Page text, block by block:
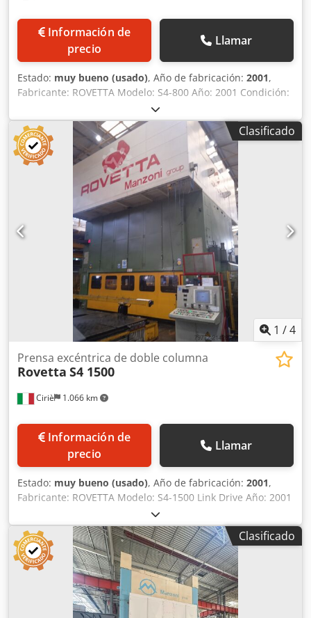
Información de
precio
Llamar
Estado: muy bueno (usado), Año de fabricación: 2001,
Fabricante: ROVETTA Modelo: S4-800 Año: 2001 Condición:
Usado Número de inventario: 0392 Fabricante: Rovetta
Fuerza del carro: 800 toneladas Puntos de empuje: 4
Carrera del carro: 700 mm Regulación del carro: 350 mm
Golpes por minuto: 10-24 Altura de matriz (carrera baja,
carro alto): 1.100 mm Distancia útil entre los montantes
frontales: 4.200 mm Dkjdsyq Tdpepfx Algsr Dimensiones
de la mesa portamoldes: 4.000 x 2.000 mm Dimensiones
del carro: 4.000 x 2.000 mm Altura de la mesa móvil: 600
mm Dimensión de la ventana lateral: 3.400 x 1.900 mm
Número de cojines: 1 Cojín sujetaláminas - fuerza total:
150 toneladas Carrera del cojín sujetaláminas inferior: 250
mm Área de trabajo del cojín sujetaláminas inferior: 1.500
Clasificado
1 /4
Ciriè 1.066 km
Prensa excéntrica de doble columna
Rovetta S4 1500
Información de
precio
Llamar
Estado: muy bueno (usado), Año de fabricación: 2001,
Fabricante: ROVETTA Modelo: S4-1500 Link Drive Año: 2001
Condición: Usado Número de inventario: 0391 Fabricante:
Rovetta Número de golpes: 4 Dedpfeyq Tdiox Algokr Fuerza
del cabezal: 1500 toneladas Carrera del cabezal: 763 mm
Ajuste del cabezal: 400 mm Luz (carrera baja, registro alto):
1.200 mm Distancia entre columnas frontales: 5.700 mm
Dimensiones de la mesa portamoldes: 5.500 x 2.500 mm
Dimensiones de la corredera: 5.500 x 2.500 mm Altura de
la mesa móvil: 600 mm Dimensión de la ventana lateral:
Clasificado